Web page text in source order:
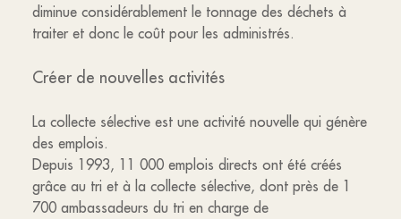
diminue considérablement le tonnage des déchets à
traiter et donc le coût pour les administrés.
Créer de nouvelles activités
La collecte sélective est une activité nouvelle qui génère
des emplois.
Depuis 1993, 11 000 emplois directs ont été créés
grâce au tri et à la collecte sélective, dont près de 1
700 ambassadeurs du tri en charge de